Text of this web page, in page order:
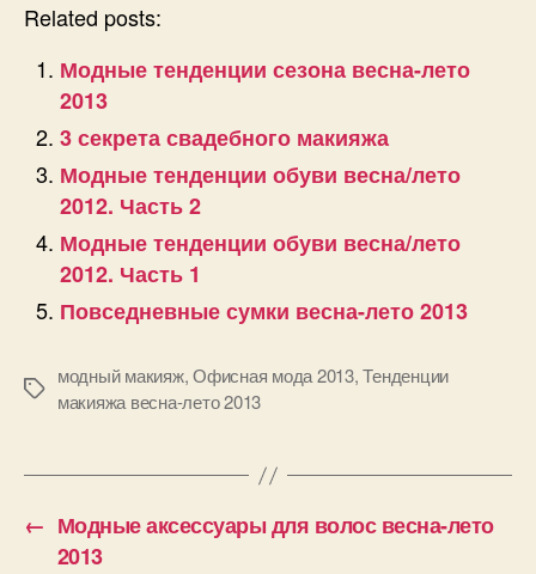
Related posts:
Модные тенденции сезона весна-лето
2013
3 секрета свадебного макияжа
Модные тенденции обуви весна/лето
2012. Часть 2
Модные тенденции обуви весна/лето
2012. Часть 1
Повседневные сумки весна-лето 2013
Позначки
модный макияж,Офисная мода 2013,Тенденции
макияжа весна-лето 2013
← Модные аксессуары для волос весна-лето
2013